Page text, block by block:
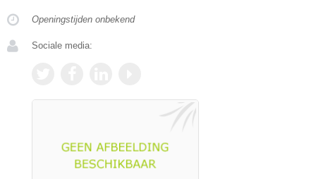
Openingstijden onbekend
Sociale media: